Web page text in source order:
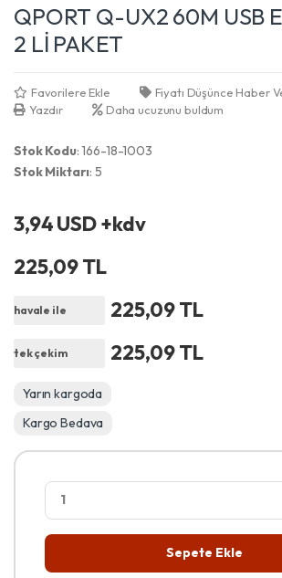
QPORT Q-UX2 60M USB
2 Lİ PAKET
Favorilere Ekle
Fiyatı Düşünce Haber
Yazdır
Daha ucuzunu buldum
Stok Kodu: 166-18-1003
Stok Miktarı: 5
3,94 USD +kdv
225,09 TL
havale ile 225,09 TL
tek çekim 225,09 TL
Yarın kargoda
Kargo Bedava
Sepete Ekle